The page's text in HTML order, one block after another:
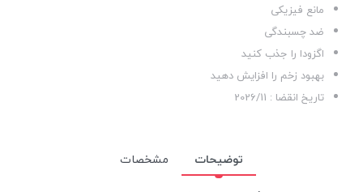
مانع فیزیکی
ضد چسبندگی
اگزودا را جذب کنید
بهبود زخم را افزایش دهید
تاریخ انقضا : 2026/11
توضیحات مشخصات